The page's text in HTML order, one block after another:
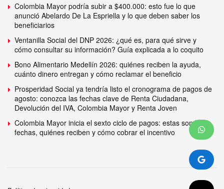
Colombia Mayor podría subir a $400.000: esto fue lo que
anunció Abelardo De La Espriella y lo que deben saber los
beneficiarios
Ventanilla Social del DNP 2026: ¿qué es, para qué sirve y
cómo consultar su información? Guía explicada a lo coquito
Bono Alimentario Medellín 2026: quiénes reciben la ayuda,
cuánto dinero entregan y cómo reclamar el beneficio
Prosperidad Social ya tendría listo el cronograma de pagos de
agosto: conozca las fechas clave de Renta Ciudadana,
Devolución del IVA, Colombia Mayor y Renta Joven
Colombia Mayor inicia el sexto ciclo de pagos: estas son las
fechas, quiénes reciben y cómo cobrar el incentivo